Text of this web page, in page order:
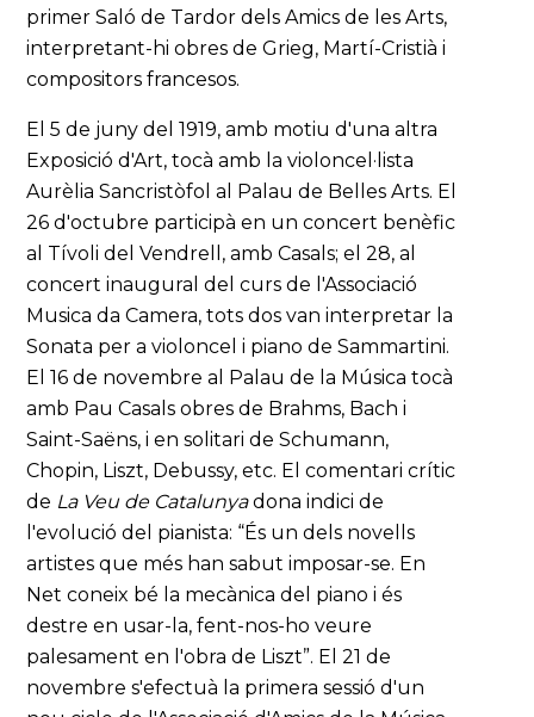
primer Saló de Tardor dels Amics de les Arts,
interpretant-hi obres de Grieg, Martí-Cristià i
compositors francesos.
El 5 de juny del 1919, amb motiu d'una altra
Exposició d'Art, tocà amb la violoncel·lista
Aurèlia Sancristòfol al Palau de Belles Arts. El
26 d'octubre participà en un concert benèfic
al Tívoli del Vendrell, amb Casals; el 28, al
concert inaugural del curs de l'Associació
Musica da Camera, tots dos van interpretar la
Sonata per a violoncel i piano de Sammartini.
El 16 de novembre al Palau de la Música tocà
amb Pau Casals obres de Brahms, Bach i
Saint-Saëns, i en solitari de Schumann,
Chopin, Liszt, Debussy, etc. El comentari crític
de La Veu de Catalunyadona indici de
l'evolució del pianista: “És un dels novells
artistes que més han sabut imposar-se. En
Net coneix bé la mecànica del piano i és
destre en usar-la, fent-nos-ho veure
palesament en l'obra de Liszt”. El 21 de
novembre s'efectuà la primera sessió d'un